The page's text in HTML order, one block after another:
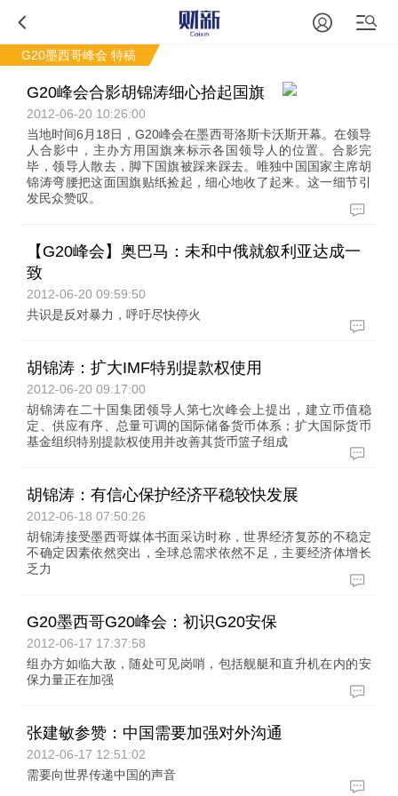
G20墨西哥峰会 特稿
G20峰会合影胡锦涛细心拾起国旗
2012-06-20 10:26:00
当地时间6月18日，G20峰会在墨西哥洛斯卡沃斯开幕。在领导
人合影中，主办方用国旗来标示各国领导人的位置。合影完
毕，领导人散去，脚下国旗被踩来踩去。唯独中国国家主席胡
锦涛弯腰把这面国旗贴纸捡起，细心地收了起来。这一细节引
发民众赞叹。
【G20峰会】奥巴马：未和中俄就叙利亚达成一
致
2012-06-20 09:59:50
共识是反对暴力，呼吁尽快停火
胡锦涛：扩大IMF特别提款权使用
2012-06-20 09:17:00
胡锦涛在二十国集团领导人第七次峰会上提出，建立币值稳
定、供应有序、总量可调的国际储备货币体系；扩大国际货币
基金组织特别提款权使用并改善其货币篮子组成
胡锦涛：有信心保护经济平稳较快发展
2012-06-18 07:50:26
胡锦涛接受墨西哥媒体书面采访时称，世界经济复苏的不稳定
不确定因素依然突出，全球总需求依然不足，主要经济体增长
乏力
G20墨西哥G20峰会：初识G20安保
2012-06-17 17:37:58
组办方如临大敌，随处可见岗哨，包括舰艇和直升机在内的安
保力量正在加强
张建敏参赞：中国需要加强对外沟通
2012-06-17 12:51:02
需要向世界传递中国的声音